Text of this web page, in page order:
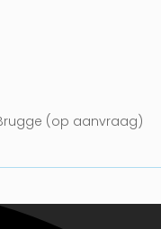
(op aanvraag)